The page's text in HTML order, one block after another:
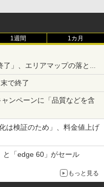
1週間 1カ月
」、エリアマップの落とし
で終了
ンペーンに「品質などを含
は検証のため」、料金値上げ
「edge 60」がセール
もっと見る